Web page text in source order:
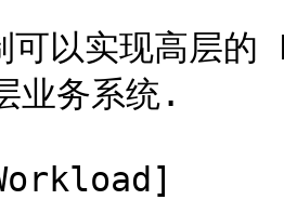
可以实现高层
业务系统.